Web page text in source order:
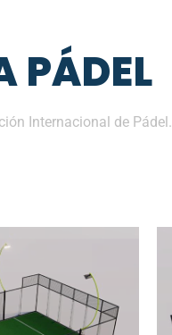
PÁDEL
Internacional de Pádel.